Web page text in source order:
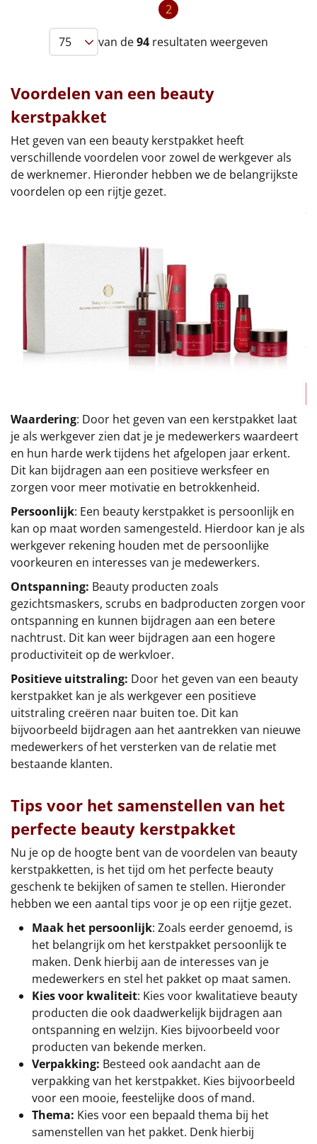
Alle artikelen
Ideeën
Personeel
Doe het zelf
Particulier
Kerstgeschenken 2026
Relatiegeschenken
Cadeaubon
Alle overige
2
van de94 resultaten weergeven
Voordelen van een beauty
kerstpakket
Het geven van een beauty kerstpakket heeft
verschillende voordelen voor zowel de werkgever als
de werknemer. Hieronder hebben we de belangrijkste
voordelen op een rijtje gezet.
Waardering: Door het geven van een kerstpakket laat
je als werkgever zien dat je je medewerkers waardeert
en hun harde werk tijdens het afgelopen jaar erkent.
Dit kan bijdragen aan een positieve werksfeer en
zorgen voor meer motivatie en betrokkenheid.
Persoonlijk: Een beauty kerstpakket is persoonlijk en
kan op maat worden samengesteld. Hierdoor kan je als
werkgever rekening houden met de persoonlijke
voorkeuren en interesses van je medewerkers.
Ontspanning: Beauty producten zoals
gezichtsmaskers, scrubs en badproducten zorgen voor
ontspanning en kunnen bijdragen aan een betere
nachtrust. Dit kan weer bijdragen aan een hogere
productiviteit op de werkvloer.
Positieve uitstraling: Door het geven van een beauty
kerstpakket kan je als werkgever een positieve
uitstraling creëren naar buiten toe. Dit kan
bijvoorbeeld bijdragen aan het aantrekken van nieuwe
medewerkers of het versterken van de relatie met
bestaande klanten.
Tips voor het samenstellen van het
perfecte beauty kerstpakket
Nu je op de hoogte bent van de voordelen van beauty
kerstpakketten, is het tijd om het perfecte beauty
geschenk te bekijken of samen te stellen. Hieronder
hebben we een aantal tips voor je op een rijtje gezet.
Maak het persoonlijk: Zoals eerder genoemd, is
het belangrijk om het kerstpakket persoonlijk te
maken. Denk hierbij aan de interesses van je
medewerkers en stel het pakket op maat samen.
Kies voor kwaliteit: Kies voor kwalitatieve beauty
producten die ook daadwerkelijk bijdragen aan
ontspanning en welzijn. Kies bijvoorbeeld voor
producten van bekende merken.
Verpakking: Besteed ook aandacht aan de
verpakking van het kerstpakket. Kies bijvoorbeeld
voor een mooie, feestelijke doos of mand.
Thema: Kies voor een bepaald thema bij het
samenstellen van het pakket. Denk hierbij